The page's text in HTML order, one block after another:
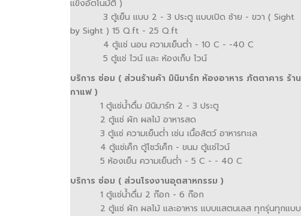
แข็งอัตโนมัติ )
3 ตู้เย็น แบบ 2 - 3 ประตู แบบเปิด ซ้าย - ขวา ( Sight
by Sight ) 15 Q.ft - 25 Q.ft
4 ตู้แช่ นอน ความเย็นต่ำ - 10 C - -40 C
5 ตู้แช่ ไวน์ และ ห้องเก็บ ไวน์
บริการ ซ่อม ( ส่วนร้านค้า มินิมาร์ท ห้องอาหาร ภัตตาคาร ร้าน
กาแฟ )
1 ตู้แช่น้ำดื่ม มินิมาร์ท 2 - 3 ประตู
2 ตู้แช่ ผัก ผลไม้ อาหารสด
3 ตู้แช่ ความเย็นต่ำ เช่น เนื้อสัตว์ อาหารทะเล
4 ตู้แช่เค็ก ตู้โชว์เค็ก - ขนม ตู้แช่ไวน์
5 ห้องเย็น ความเย็นต่ำ - 5 C - - 40 C
บริการ ซ่อม ( ส่วนโรงงานอุตสาหกรรม )
1 ตู้แช่น้ำดื่ม 2 ก๊อก - 6 ก๊อก
2 ตู้แช่ ผัก ผลไม้ และอาหาร แบบแสตนเลส ทุกรุ่นทุกแบบ